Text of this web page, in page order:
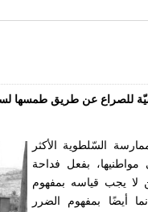
للصراع عن طريق طمسها
السّلطوية الأكثر
بفعل فداحة
لا يجب قياسه بمفهوم
أيضًا بمفهوم الضرر